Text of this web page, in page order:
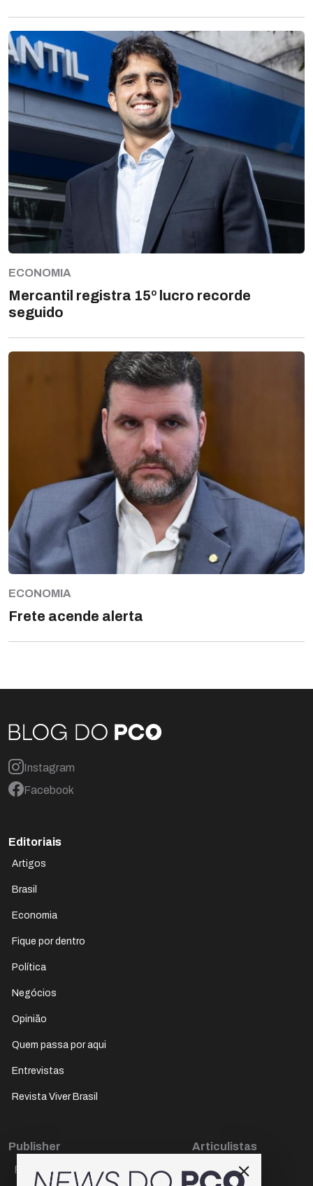
ECONOMIA
Mercantil registra 15º lucro recorde
seguido
ECONOMIA
Frete acende alerta
Instagram
Facebook
Editoriais
Artigos
Brasil
Economia
Fique por dentro
Política
Negócios
Opinião
Quem passa por aqui
Entrevistas
Revista Viver Brasil
Publisher
Paulo Cesar de Oliveira
Articulistas
Décio Freire